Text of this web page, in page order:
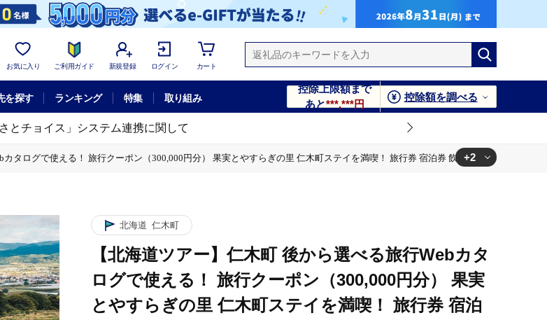
お気に入り ご利用ガイド 新規登録 ログイン カート
を探す ランキング 特集 取り組み
控除上限額まで
あと***,***円
控除額を調べる
さとチョイス」システム連携に関して
カタログで使える！ 旅行クーポン（300,000円分） 果実とやすらぎの里 仁木町ステイを満喫！ 旅行券 宿泊券 飲食券 体験サービス券
円分） 果実とやすらぎの里 仁木町ステイを満喫！ 旅行券 宿泊券 飲食券 体験サービス券 パッケージ旅行 [Japan
+2
北海道 仁木町
【北海道ツアー】仁木町 後から選べる旅行Webカタ
ログで使える！ 旅行クーポン（300,000円分） 果実
とやすらぎの里 仁木町ステイを満喫！ 旅行券 宿泊